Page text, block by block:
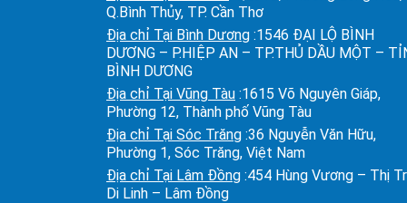
Q.Bình Thủy, TP. Cần Thơ
Địa chỉ Tại Bình Dương :1546 ĐẠI LỘ BÌNH
DƯƠNG – P.HIỆP AN – TP.THỦ DẦU MỘT –
BÌNH DƯƠNG
Địa chỉ Tại Vũng Tàu :1615 Võ Nguyên Giáp,
Phường 12, Thành phố Vũng Tàu
Địa chỉ Tại Sóc Trăng :36 Nguyễn Văn Hữu,
Phường 1, Sóc Trăng, Việt Nam
Địa chỉ Tại Lâm Đồng :454 Hùng Vương – Thị
Di Linh – Lâm Đồng